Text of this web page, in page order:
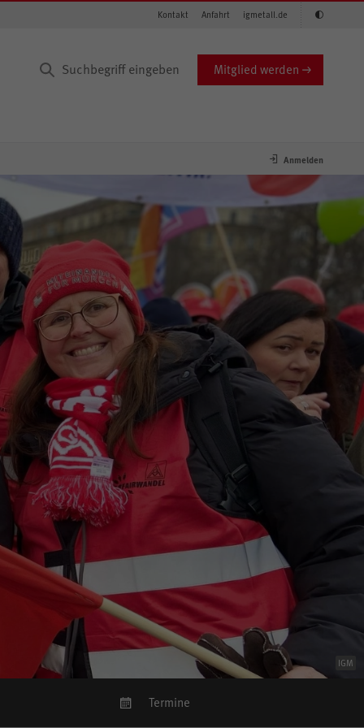
Kontakt Anfahrt igmetall.de
Mitglied werden
Anmelden
IGM
Termine